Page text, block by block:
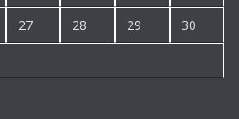
27 28 29 30